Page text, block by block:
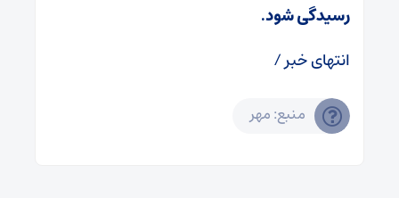
رسیدگی شود.
انتهای خبر /
منبع: مهر